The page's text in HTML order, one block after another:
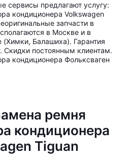
сервисы предлагают услугу:
кондиционера Volkswagen
запчасти в
в Москве и в
Балашиха). Гарантия
Скидки постоянным клиентам.
кондиционера Фольксваген
ремня
кондиционера
Tiguan